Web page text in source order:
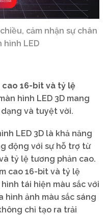
cảm nhận sự chân
hình LED
16-bit và tỷ lệ
hình LED 3D mang
và tuyệt vời.
LED 3D là khả năng
động với sự hỗ trợ từ
tỷ lệ tương phản cao.
cao 16-bit và tỷ lệ
tái hiện màu sắc với
hình ảnh màu sắc sáng
chỉ tạo ra trải